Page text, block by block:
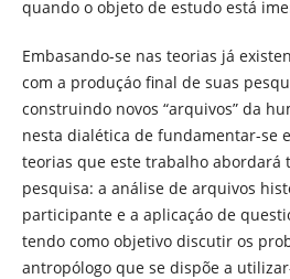
quando o objeto de estudo está
Embasando-se nas teorias já
com a produçáo final de suas
construindo novos “arquivos” da
nesta dialética de fundamentar-se
teorias que este trabalho abordará
pesquisa: a análise de arquivos
participante e a aplicaçáo de
tendo como objetivo discutir os
antropólogo que se dispõe a